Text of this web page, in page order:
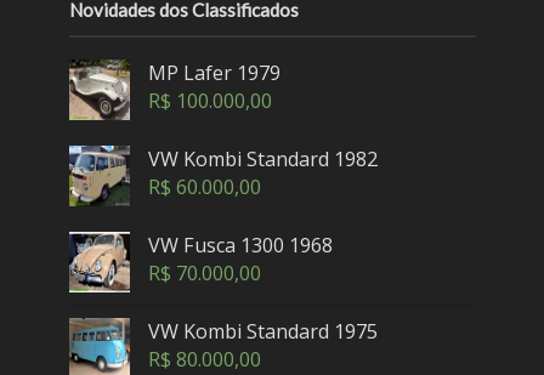
Novidades dos Classificados
MP Lafer 1979
R$ 100.000,00
VW Kombi Standard 1982
R$ 60.000,00
VW Fusca 1300 1968
R$ 70.000,00
VW Kombi Standard 1975
R$ 80.000,00